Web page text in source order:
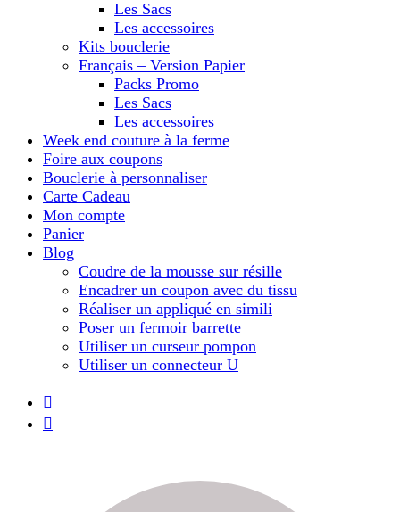
Les Sacs
Les accessoires
Kits bouclerie
Français – Version Papier
Packs Promo
Les Sacs
Les accessoires
Week end couture à la ferme
Foire aux coupons
Bouclerie à personnaliser
Carte Cadeau
Mon compte
Panier
Blog
Coudre de la mousse sur résille
Encadrer un coupon avec du tissu
Réaliser un appliqué en simili
Poser un fermoir barrette
Utiliser un curseur pompon
Utiliser un connecteur U